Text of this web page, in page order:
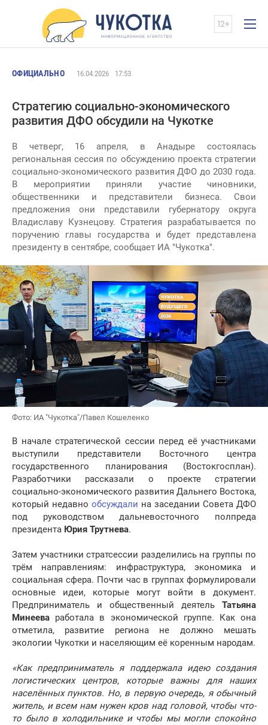
ОФИЦИАЛЬНО 16.04.2026 17:53
Стратегию социально-экономического
развития ДФО обсудили на Чукотке
В четверг, 16 апреля, в Анадыре состоялась
региональная сессия по обсуждению проекта стратегии
социально-экономического развития ДФО до 2030 года.
В мероприятии приняли участие чиновники,
общественники и представители бизнеса. Свои
предложения они представили губернатору округа
Владиславу Кузнецову. Стратегия разрабатывается по
поручению главы государства и будет представлена
президенту в сентябре, сообщает ИА "Чукотка".
Фото: ИА "Чукотка"/Павел Кошеленко
В начале стратегической сессии перед её участниками
выступили представители Восточного центра
государственного планирования (Востокгосплан).
Разработчики рассказали о проекте стратегии
социально-экономического развития Дальнего Востока,
который недавно обсуждали на заседании Совета ДФО
под руководством дальневосточного полпреда
президента Юрия Трутнева.
Затем участники стратсессии разделились на группы по
трём направлениям: инфраструктура, экономика и
социальная сфера. Почти час в группах формулировали
основные идеи, которые могут войти в документ.
Предприниматель и общественный деятель Татьяна
Минеева работала в экономической группе. Как она
отметила, развитие региона не должно мешать
экологии Чукотки и населяющим её коренным народам.
«Как предприниматель я поддержала идею создания
логистических центров, которые важны для наших
населённых пунктов. Но, в первую очередь, я обычный
житель, и всем нам нужен кров над головой, чтобы что-
то было в холодильнике и чтобы мы могли спокойно